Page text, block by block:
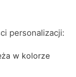
personalizacji:
w kolorze